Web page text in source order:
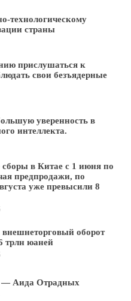
технологическому
страны
прислушаться к
свои безъядерные
уверенность в
интеллекта.
в Китае с 1 июня по
предпродажи, по
уже превысили 8
оборот
трлн юаней
Аида Отрадных